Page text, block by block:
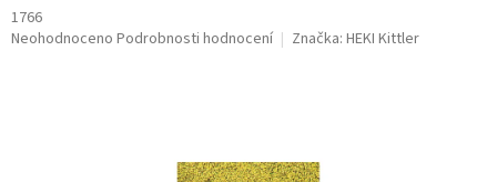
1766
Průměrné
Neohodnoceno Podrobnosti hodnocení Značka: HEKI Kittler